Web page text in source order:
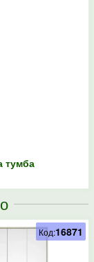
тумба
Код:16871